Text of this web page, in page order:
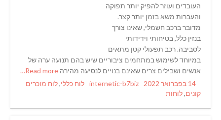
העובדים ועוזר להפיק יותר תפוקה
והעברות משא בזמן יותר קצר.
מדובר ברכב חשמלי, שאינו צורך
בנזין כלל, בטיחותי וידידותי
לסביבה. רכב תפעולי קטן מתאים
במיוחד לשימוש במתחמים ציבוריים שיש בהם תנועה ערה של
אנשים ושבילים צרים שאינם בנויים לנסיעה מהירה
Posted
on
14 בפברואר 2022 Author
internetic-b7biz
Categories
לוח כללי,לוח מוכרים
קונים,לוחות